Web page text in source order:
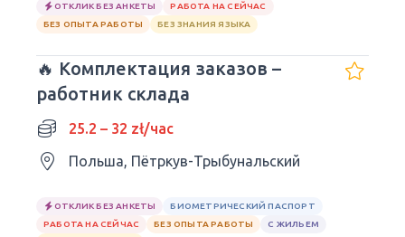
ОТКЛИК БЕЗ АНКЕТЫ
РАБОТА НА СЕЙЧАС
БЕЗ ОПЫТА РАБОТЫ
БЕЗ ЗНАНИЯ ЯЗЫКА
🔥 Комплектация заказов –
работник склада
25.2 – 32 zł/час
Польша, Пётркув-Трыбунальский
ОТКЛИК БЕЗ АНКЕТЫ
БИОМЕТРИЧЕСКИЙ ПАСПОРТ
РАБОТА НА СЕЙЧАС
БЕЗ ОПЫТА РАБОТЫ
С ЖИЛЬЕМ